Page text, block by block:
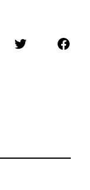
Twitter